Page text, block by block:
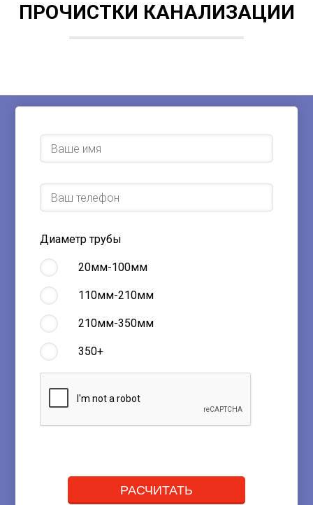
ПРОЧИСТКИ КАНАЛИЗАЦИИ
Диаметр трубы
20мм-100мм
110мм-210мм
210мм-350мм
350+
РАСЧИТАТЬ